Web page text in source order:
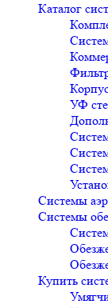
Каталог
УФ
Системы
Системы
Купить